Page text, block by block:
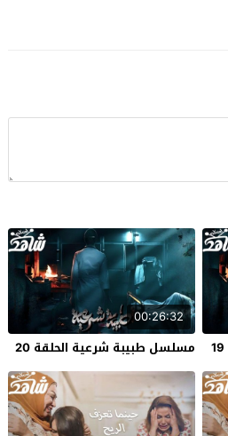
00:26:32
مسلسل طبيبة شرعية الحلقة 20